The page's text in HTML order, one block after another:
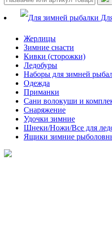
Жерлицы
Зимние снасти
Кивки (сторожки)
Ледобуры
Наборы для зимней
Одежда
Приманки
Сани волокуши и
Снаряжение
Удочки зимние
Шнеки/Ножи/Все для
Ящики зимние